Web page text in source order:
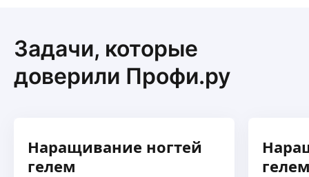
Задачи, которые
доверили Профи.ру
Наращивание ногтей
гелем